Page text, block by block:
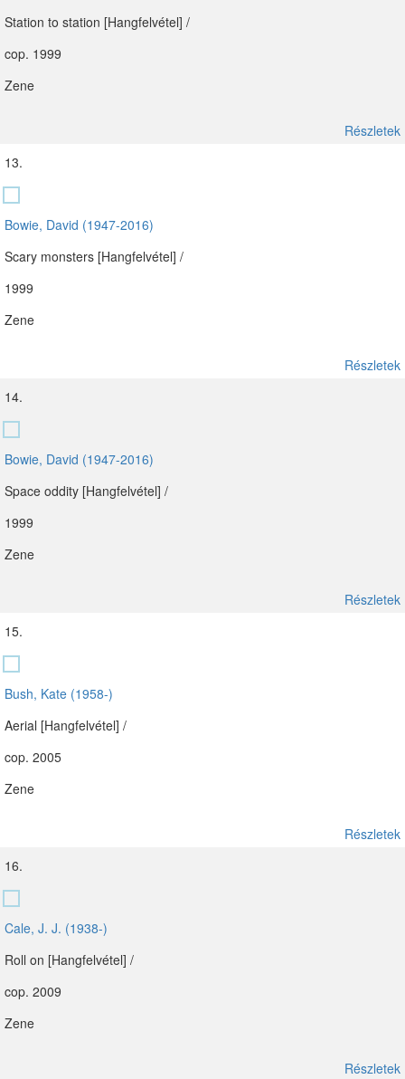
Station to station [Hangfelvétel] /
cop. 1999
Zene
Részletek
13.
Bowie, David (1947-2016)
Scary monsters [Hangfelvétel] /
1999
Zene
Részletek
14.
Bowie, David (1947-2016)
Space oddity [Hangfelvétel] /
1999
Zene
Részletek
15.
Bush, Kate (1958-)
Aerial [Hangfelvétel] /
cop. 2005
Zene
Részletek
16.
Cale, J. J. (1938-)
Roll on [Hangfelvétel] /
cop. 2009
Zene
Részletek